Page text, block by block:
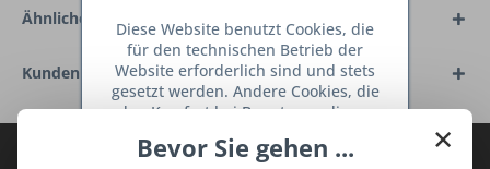
Ähnliche Artikel
Kunden kauften auch
Abonnieren Sie den kostenlosen Deine
×
Bevor Sie gehen ...
Diese Website benutzt Cookies, die
für den technischen Betrieb der
Website erforderlich sind und stets
gesetzt werden. Andere Cookies, die
den Komfort bei Benutzung dieser
dienen oder die Interaktion mit